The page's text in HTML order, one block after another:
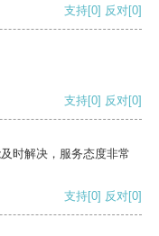
支持[0] 反对[0]
支持[0] 反对[0]
时解决，服务态度非常
支持[0] 反对[0]